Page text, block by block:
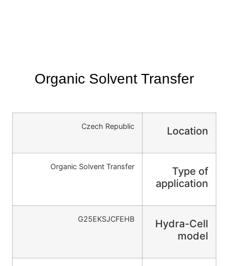
Organic Solvent Transfer
Location
Czech Republic
Type of
application
Organic Solvent Transfer
Hydra-Cell
model
G25EKSJCFEHB